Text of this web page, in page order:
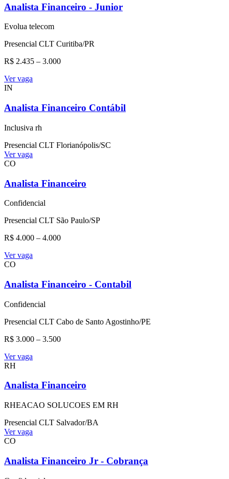
Analista Financeiro - Junior
Evolua telecom
Presencial CLT Curitiba/PR
R$ 2.435 – 3.000
Ver vaga
IN
Analista Financeiro Contábil
Inclusiva rh
Presencial CLT Florianópolis/SC
Ver vaga
CO
Analista Financeiro
Confidencial
Presencial CLT São Paulo/SP
R$ 4.000 – 4.000
Ver vaga
CO
Analista Financeiro - Contabil
Confidencial
Presencial CLT Cabo de Santo Agostinho/PE
R$ 3.000 – 3.500
Ver vaga
RH
Analista Financeiro
RHEACAO SOLUCOES EM RH
Presencial CLT Salvador/BA
Ver vaga
CO
Analista Financeiro Jr - Cobrança